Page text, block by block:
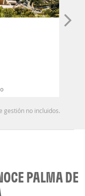
gestión no incluidos.
PALMA DE